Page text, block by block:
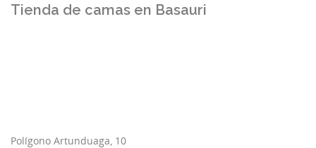
Tienda de camas en Basauri
Polígono Artunduaga, 10